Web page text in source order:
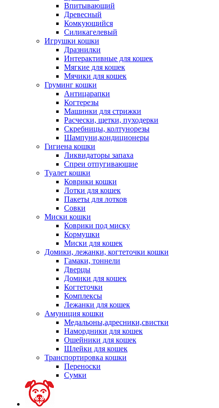
Впитывающий
Древесный
Комкующийся
Силикагелевый
Игрушки кошки
Дразнилки
Интерактивные для кошек
Мягкие для кошек
Мячики для кошек
Груминг кошки
Антицарапки
Когтерезы
Машинки для стрижки
Расчески, щетки, пуходерки
Скребницы, колтунорезы
Шампуни,кондиционеры
Гигиена кошки
Ликвидаторы запаха
Спреи отпугивающие
Туалет кошки
Коврики кошки
Лотки для кошек
Пакеты для лотков
Совки
Миски кошки
Коврики под миску
Кормушки
Миски для кошек
Домики, лежанки, когтеточки кошки
Гамаки, тоннели
Дверцы
Домики для кошек
Когтеточки
Комплексы
Лежанки для кошек
Амуниция кошки
Медальоны,адресники,свистки
Намордники для кошек
Ошейники для кошек
Шлейки для кошек
Транспортировка кошки
Переноски
Сумки